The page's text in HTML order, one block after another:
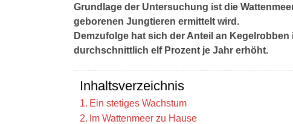
Grundlage der Untersuchung ist die
geborenen Jungtieren ermittelt wird.
Demzufolge hat sich der Anteil an
durchschnittlich elf Prozent je Jahr erhöht.
Inhaltsverzeichnis
Ein stetiges Wachstum
Im Wattenmeer zu Hause